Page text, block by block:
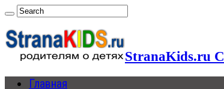
StranaKids.ru
Главная